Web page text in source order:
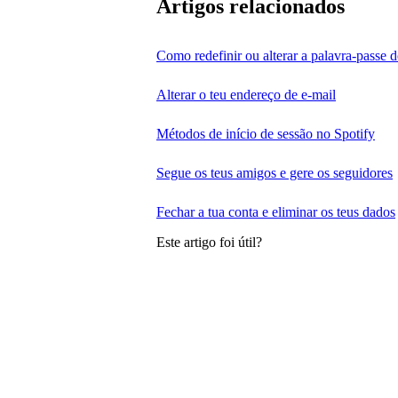
Artigos relacionados
Como redefinir ou alterar a palavra-passe
Alterar o teu endereço de e-mail
Métodos de início de sessão no Spotify
Segue os teus amigos e gere os seguidores
Fechar a tua conta e eliminar os teus dados
Este artigo foi útil?